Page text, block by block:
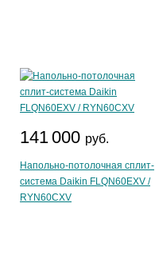
141 000 руб.
Напольно-потолочная сплит-
система Daikin FLQN60EXV /
RYN60CXV